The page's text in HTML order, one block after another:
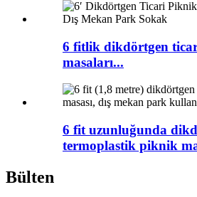
6 fitlik dikdörtgen
masaları...
6 fit uzunluğunda
termoplastik piknik
Bülten